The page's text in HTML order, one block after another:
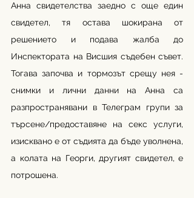
Анна свидетелства заедно с още един
свидетел, тя остава шокирана от
решението и подава жалба до
Инспектората на Висшия съдебен съвет.
Тогава започва и тормозът срещу нея -
снимки и лични данни на Анна са
разпространявани в Телеграм групи за
търсене/предоставяне на секс услуги,
изисквано е от съдията да бъде уволнена,
а колата на Георги, другият свидетел, е
потрошена.